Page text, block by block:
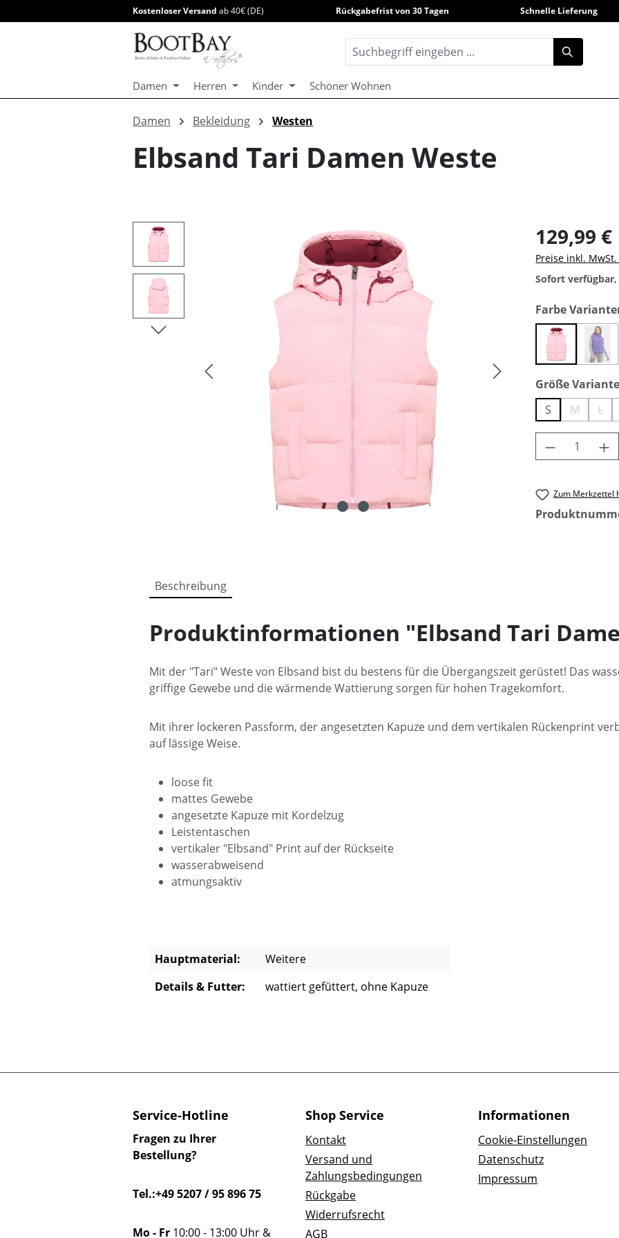
Zur Hauptnavigation springen
Kostenloser Versand ab 40€ (DE) Rückgabefrist von 30 Tagen Schnelle Lieferung
Damen Herren Kinder Schöner Wohnen
Damen Bekleidung Westen
Elbsand Tari Damen Weste
Bildergalerie überspringen 129,99 €
Preise inkl.
Sofort
Farbe
shell pink
Größe
S
M(Diese
L
Produkt
Zum Merkzettel
Beschreibung
Produktinformationen "Elbsand Tari
Mit der "Tari" Weste von Elbsand bist du bestens für die Übergangszeit gerüstet! Das
griffige Gewebe und die wärmende Wattierung sorgen für hohen Tragekomfort.
Mit ihrer lockeren Passform, der angesetzten Kapuze und dem vertikalen Rückenprint
auf lässige Weise.
loose fit
mattes Gewebe
angesetzte Kapuze mit Kordelzug
Leistentaschen
vertikaler "Elbsand" Print auf der Rückseite
wasserabweisend
atmungsaktiv
Hauptmaterial:
Weitere
Details & Futter:
wattiert gefüttert, ohne Kapuze
Service-Hotline
Fragen zu Ihrer
Bestellung?
Tel.:+49 5207 / 95 896 75
Mo - Fr 10:00 - 13:00 Uhr &
Shop Service
Kontakt
Versand und
Zahlungsbedingungen
Rückgabe
Widerrufsrecht
AGB
Informationen
Cookie-Einstellungen
Datenschutz
Impressum